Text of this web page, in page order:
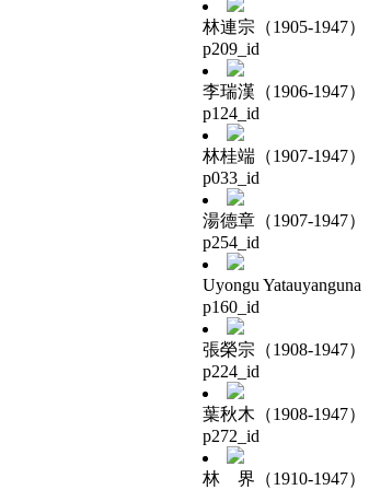
林連宗（1905-1947）
p209_id
李瑞漢（1906-1947）
p124_id
林桂端（1907-1947）
p033_id
湯德章（1907-1947）
p254_id
Uyongu Yatauyanguna
p160_id
張榮宗（1908-1947）
p224_id
葉秋木（1908-1947）
p272_id
林 界（1910-1947）